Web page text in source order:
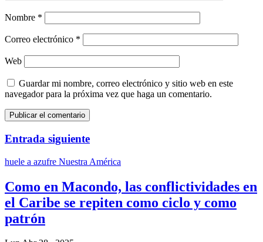
Nombre *
Correo electrónico *
Web
Guardar mi nombre, correo electrónico y sitio web en este
navegador para la próxima vez que haga un comentario.
Entrada siguiente
huele a azufre Nuestra América
Como en Macondo, las conflictividades en
el Caribe se repiten como ciclo y como
patrón